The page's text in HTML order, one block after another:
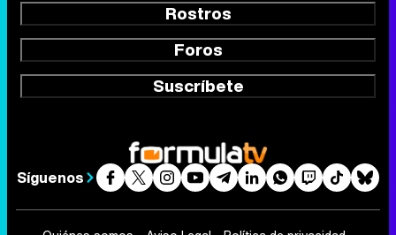
Rostros
Foros
Suscríbete
Síguenos